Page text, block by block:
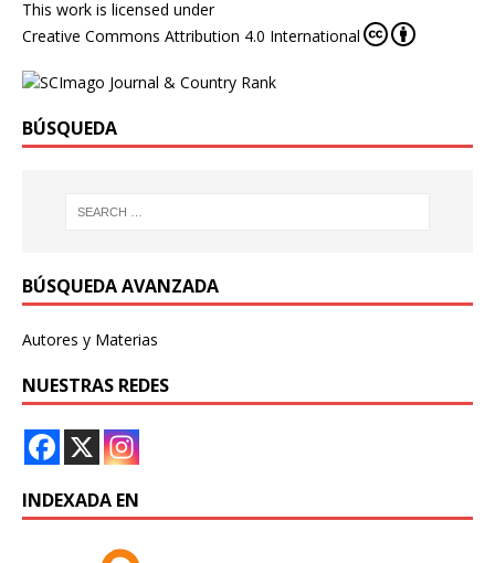
This work is licensed under
Creative Commons Attribution 4.0 International
BÚSQUEDA
BÚSQUEDA AVANZADA
Autores y Materias
NUESTRAS REDES
INDEXADA EN